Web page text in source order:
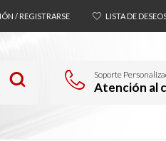
/ REGISTRARSE LISTA DE
Soporte
Atención al